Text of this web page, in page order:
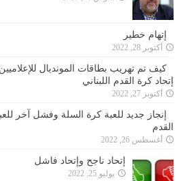
إتهام خطير
أكتوبر 28, 2022
كيف تم تهريب بطاقات المونديال
إتحاد كرة القدم اللبناني
أكتوبر 27, 2022
إنجاز جديد للعبة كرة السلة وفشل آخر
القدم
أغسطس 26, 2022
إتحاد ناجح وإتحاد فاشل
يوليو 25, 2022